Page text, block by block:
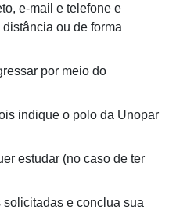
e-mail e telefone e
ou de forma
por meio do
indique o polo da Unopar
estudar (no caso de ter
e conclua sua